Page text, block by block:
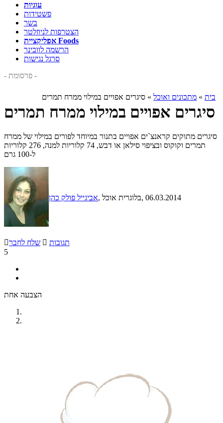
עוגיות
פשטידות
בשר
הצטרפות לניוזלטר
אפליקציית Foods
הרשמה לוובינר
סרגל נגישות
- פרסומת -
בית » מתכונים ואוכל » סיגרים אפויים במילוי ממרח תמרים
סיגרים אפויים במילוי ממרח תמרים
סיגרים מתוקים קראנצ`ים אפויים בתנור במיוחד לפורים במילוי של ממרח
תמרים וקוקוס ובציפוי סילאן או דבש, 74 קלוריות למנה, 276 קלוריות
ל-100 גרם
אביגייל פולק כהן , בלוגרית אוכל, 06.03.2014
שלח לחבר  תגובות
5
הצבעה אחת